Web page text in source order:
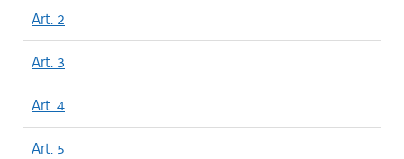
Art. 2
Art. 3
Art. 4
Art. 5